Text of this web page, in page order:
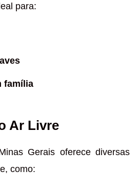
para:
família
Ar Livre
Gerais oferece diversas
como: